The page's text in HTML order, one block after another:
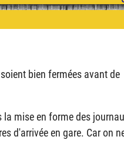
bien fermées avant de
la mise en forme des
d'arrivée en gare. Car on